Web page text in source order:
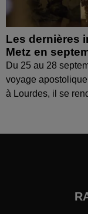
Les dernières
Metz en
Du 25 au 28
voyage
à Lourdes, il se